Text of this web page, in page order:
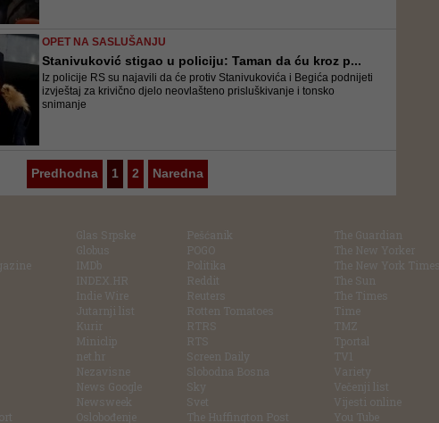
OPET NA SASLUŠANJU
Stanivuković stigao u policiju: Taman da ću kroz p...
Iz policije RS su najavili da će protiv Stanivukovića i Begića podnijeti
izvještaj za krivično djelo neovlašteno prisluškivanje i tonsko
snimanje
Predhodna 1 2 Naredna
Glas Srpske
Globus
IMDb
INDEX.HR
Indie Wire
Jutarnji list
Kurir
Miniclip
net.hr
Nezavisne
News Google
Newsweek
Oslobođenje
Pešćanik
POGO
Politika
Reddit
Reuters
Rotten Tomatoes
RTRS
RTS
Screen Daily
Slobodna Bosna
Sky
Svet
The Huffington Post
The Guardian
The New Yorker
The New York Times
The Sun
The Times
Time
TMZ
Tportal
TV1
Variety
Večenji list
Vijesti online
You Tube